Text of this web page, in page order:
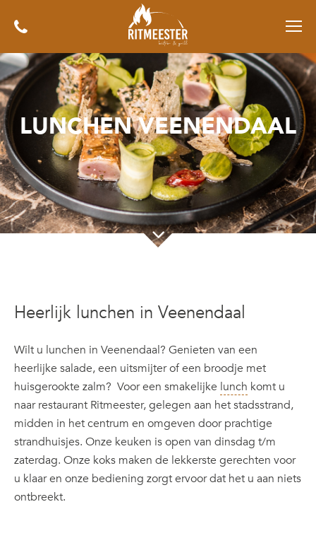
LUNCHEN VEENENDAAL
Heerlijk lunchen in Veenendaal
Wilt u lunchen in Veenendaal? Genieten van een
heerlijke salade, een uitsmijter of een broodje met
huisgerookte zalm? Voor een smakelijke lunch komt u
naar restaurant Ritmeester, gelegen aan het stadsstrand,
midden in het centrum en omgeven door prachtige
strandhuisjes. Onze keuken is open van dinsdag t/m
zaterdag. Onze koks maken de lekkerste gerechten voor
u klaar en onze bediening zorgt ervoor dat het u aan niets
ontbreekt.